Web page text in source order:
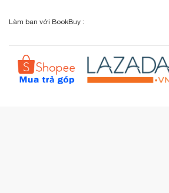
Sơ đồ đường đi
Câu hỏi thường gặp (FAQs)
Kiểm tra đơn hàng
Liên hệ BookBuy
Đặt hàng theo yêu cầu
Làm bạn với BookBuy :